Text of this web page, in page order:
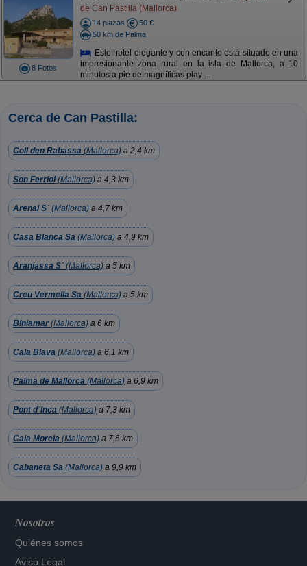
8 Fotos
de Can Pastilla (Mallorca)
14 plazas
50 €
50 km de Palma
Este hotel elegante y con encanto está situado en una
impresionante zona rural en la isla de Mallorca, a 10
minutos a pie de magníficas play ...
Cerca de Can Pastilla:
Coll den Rabassa (Mallorca) a 2,4 km
Son Ferriol(Mallorca) a 4,3 km
Arenal S´(Mallorca) a 4,7 km
Casa Blanca Sa (Mallorca) a 4,9 km
Aranjassa S´(Mallorca) a 5 km
Creu Vermella Sa (Mallorca) a 5 km
Biniamar (Mallorca) a 6 km
Cala Blava (Mallorca) a 6,1 km
Palma de Mallorca (Mallorca) a 6,9 km
Pont d´Inca (Mallorca) a 7,3 km
Cala Moreia (Mallorca) a 7,6 km
Cabaneta Sa (Mallorca) a 9,9 km
Nosotros
Quiénes somos
Aviso Legal